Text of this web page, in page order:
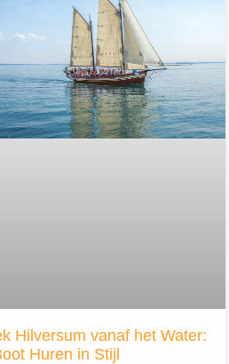
Hilversum vanaf het Water:
Huren in Stijl